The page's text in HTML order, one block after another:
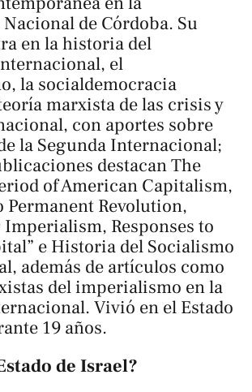
de Córdoba. Su
en la historia del
el
la socialdemocracia
marxista de las crisis y
con aportes sobre
la Segunda Internacional;
destacanThe
of American Capitalism,
Permanent Revolution,
Responses to
e Historia del Socialismo
, además de artículos como
del imperialismo en la
. Vivió en el Estado
19 años.
de Israel?